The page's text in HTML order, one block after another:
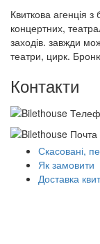
Квиткова агенція
концертних,
заходів. завжди
театри, цирк.
Контакти
Скасовані,
Як замовити
Доставка